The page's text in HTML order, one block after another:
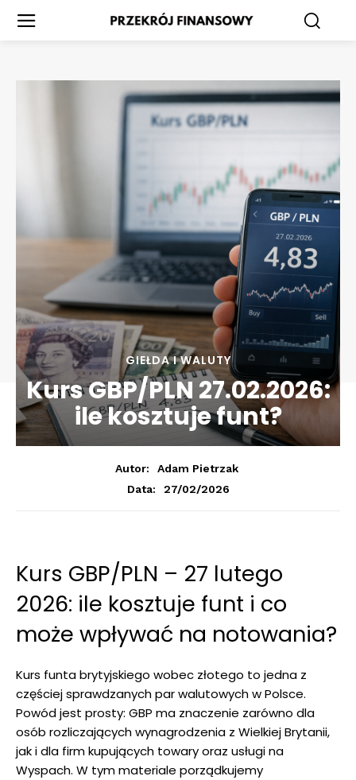
GIEŁDA I WALUTY
Kurs GBP/PLN 27.02.2026:
ile kosztuje funt?
Autor:
Adam Pietrzak
Data:
27/02/2026
Kurs GBP/PLN – 27 lutego
2026: ile kosztuje funt i co
może wpływać na notowania?
Kurs funta brytyjskiego wobec złotego to jedna z
częściej sprawdzanych par walutowych w Polsce.
Powód jest prosty: GBP ma znaczenie zarówno dla
osób rozliczających wynagrodzenia z Wielkiej Brytanii,
jak i dla firm kupujących towary oraz usługi na
Wyspach. W tym materiale porządkujemy